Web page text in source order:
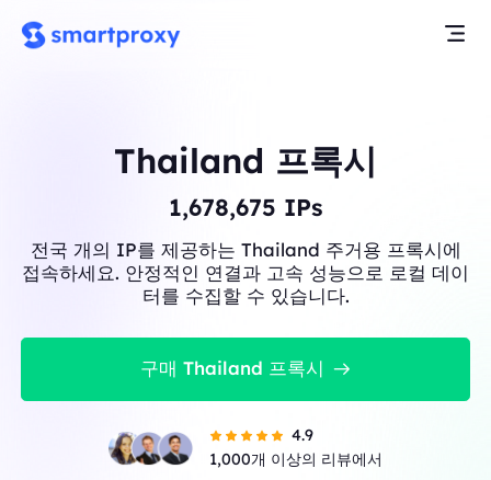
Thailand 프록시
1,678,675 IPs
전국 개의 IP를 제공하는 Thailand 주거용 프록시에
접속하세요. 안정적인 연결과 고속 성능으로 로컬 데이
터를 수집할 수 있습니다.
구매 Thailand 프록시
4.9
1,000개 이상의 리뷰에서